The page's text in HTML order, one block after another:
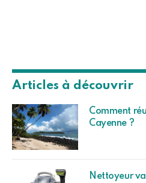
Articles à découvrir
Comment
Cayenne ?
Nettoyeur